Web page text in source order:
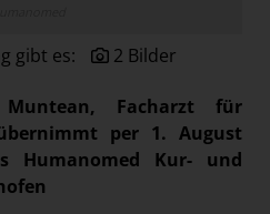
gibt es: 2 Bilder
Facharzt für
per 1. August
Humanomed Kur- und